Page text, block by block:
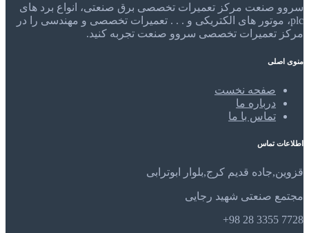
سروو صنعت مرکز تعمیرات تخصصی برق صنعتی، انواع برد های
plc، موتور های الکتریکی و . . . تعمیرات تخصصی و مهندسی را در
مرکز تعمیرات تخصصی سروو صنعت تجربه کنید.
منوی اصلی
صفحه نخست
درباره ما
تماس با ما
اطلاعات تماس
قزوین,جاده قدیم کرج,بلوار ابوترابی
مجتمع صنعتی شهید رجایی
7728 3355 28 98+